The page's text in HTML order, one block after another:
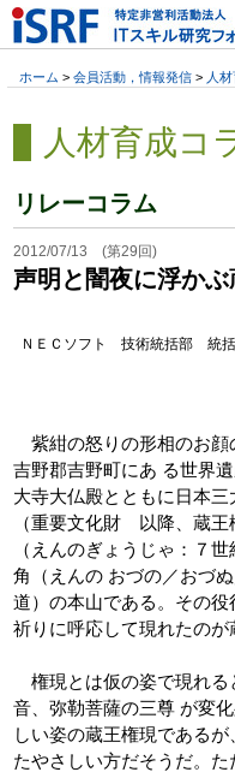
ホーム >会員活動，情報発信 > 人
人材育成コ
リレーコラム
2012/07/13 (第29回)
声明と闇夜に浮か
ＮＥＣソフト 技術統括部 統
紫紺の怒りの形相のお顔
吉野郡吉野町にあ る世界
大寺大仏殿とともに日本
（重要文化財 以降、蔵
（えんのぎょうじゃ：７
角（えんの おづの／おづ
道）の本山である。その
祈りに呼応して現れたのが
権現とは仮の姿で現れる
音、弥勒菩薩の三尊 が変
しい姿の蔵王権現である
たやさしい方だそうだ。